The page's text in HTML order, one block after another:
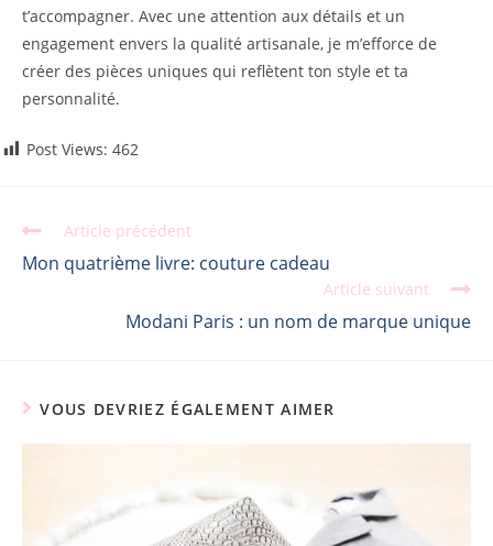
t’accompagner. Avec une attention aux détails et un
engagement envers la qualité artisanale, je m’efforce de
créer des pièces uniques qui reflètent ton style et ta
personnalité.
Post Views: 462
Article précédent
Mon quatrième livre: couture cadeau
Article suivant
Modani Paris : un nom de marque unique
VOUS DEVRIEZ ÉGALEMENT AIMER